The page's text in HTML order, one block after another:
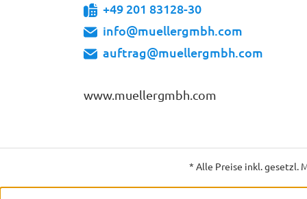
+49 201 83128-30
info@muellergmbh.com
auftrag@muellergmbh.com
www.muellergmbh.com
* Alle Preise inkl. gesetzl.